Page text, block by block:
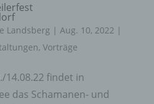
Landsberg | Aug. 10, 2022 |
, Vorträge
14.08.22 findet in
das Schamanen- und